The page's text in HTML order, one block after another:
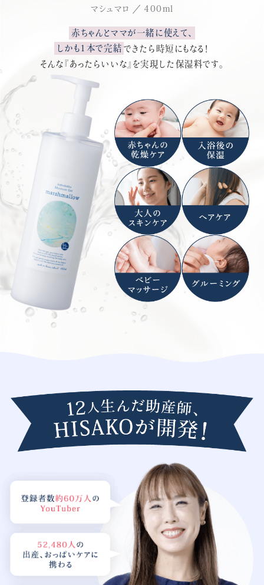
マシュマロ 400ml
赤ちゃんとママが一緒に使えて、
しかも1本で完結 できたら時短にもなる！
そんな『あったらいいな』を実現した保湿料です。